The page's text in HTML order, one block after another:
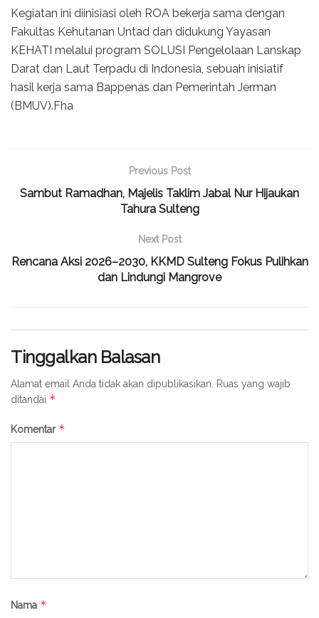
Kegiatan ini diinisiasi oleh ROA bekerja sama dengan
Fakultas Kehutanan Untad dan didukung Yayasan
KEHATI melalui program SOLUSI Pengelolaan Lanskap
Darat dan Laut Terpadu di Indonesia, sebuah inisiatif
hasil kerja sama Bappenas dan Pemerintah Jerman
(BMUV).Fha
Previous Post
Sambut Ramadhan, Majelis Taklim Jabal Nur Hijaukan
Tahura Sulteng
Next Post
Rencana Aksi 2026–2030, KKMD Sulteng Fokus Pulihkan
dan Lindungi Mangrove
Tinggalkan Balasan
Alamat email Anda tidak akan dipublikasikan.
Ruas yang wajib
ditandai *
Komentar *
Nama *